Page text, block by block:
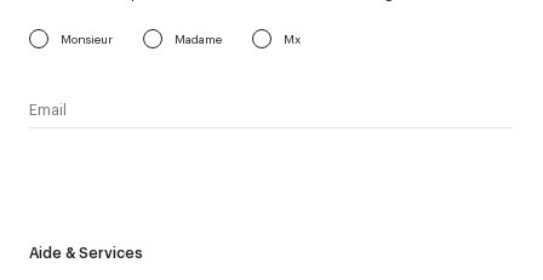
Aide & Services
Monsieur Madame Mx